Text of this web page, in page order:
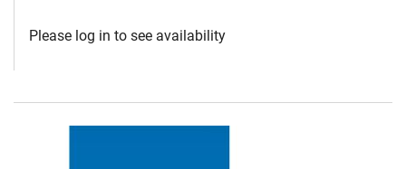
Please log in to see availability